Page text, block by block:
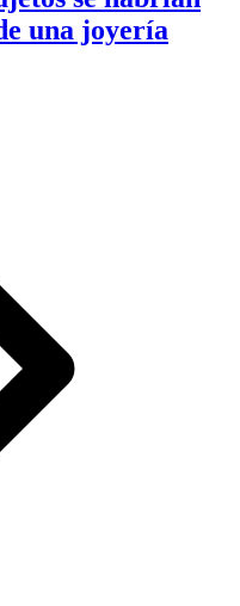
una joyería